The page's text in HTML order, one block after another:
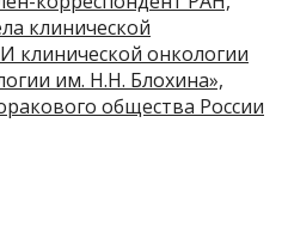
клинической
клинической онкологии
им. Н.Н. Блохина»,
общества России